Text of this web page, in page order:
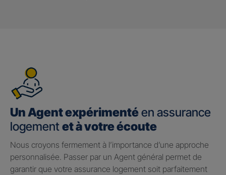
Un Agent expérimentéen assurance
logement et à votre écoute
Nous croyons fermement à l’importance d’une approche
personnalisée. Passer par un Agent général permet de
garantir que votre assurance logement soit parfaitement